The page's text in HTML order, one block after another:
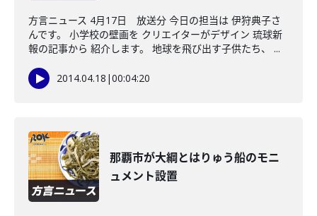
方言ニュース 4月17日 放送分 今日の担当は 伊狩典子さ
んです。 小学校の壁画を クリエイターがデザイン 琉球新
報の記事から 紹介します。 地球を飛び出す子供たち、 ...
2014.04.18 |00:04:20
那覇市が大綱とはりゅう船のモニ
ュメント設置